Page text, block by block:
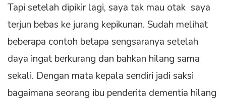
Tapi setelah dipikir lagi, saya tak mau otak saya
terjun bebas ke jurang kepikunan. Sudah melihat
beberapa contoh betapa sengsaranya setelah
daya ingat berkurang dan bahkan hilang sama
sekali. Dengan mata kepala sendiri jadi saksi
bagaimana seorang ibu penderita dementia hilang